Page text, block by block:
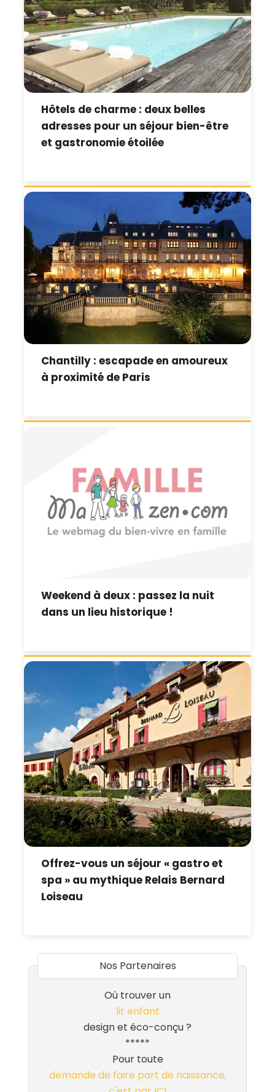
Hôtels de charme : deux belles
adresses pour un séjour bien-être
et gastronomie étoilée
Chantilly : escapade en amoureux
à proximité de Paris
Weekend à deux : passez la nuit
dans un lieu historique !
Offrez-vous un séjour « gastro et
spa » au mythique Relais Bernard
Loiseau
Nos Partenaires
Où trouver un
lit enfant
design et éco-conçu ?
*****
Pour toute
demande de faire part de naissance,